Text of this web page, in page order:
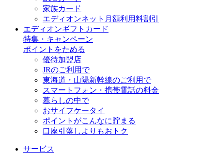
家族カード
エディオンネット月額利用料割引
エディオンギフトカード
特集・キャンペーン
ポイントをためる
優待加盟店
JRのご利用で
東海道・山陽新幹線のご利用で
スマートフォン・携帯電話の料金
暮らしの中で
おサイフケータイ
ポイントがこんなに貯まる
口座引落しよりもおトク
サービス